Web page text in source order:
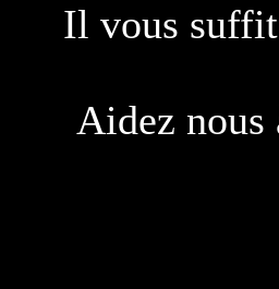
Il vous
Aidez nous